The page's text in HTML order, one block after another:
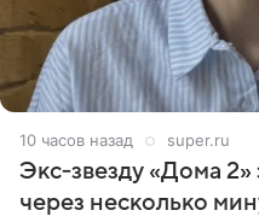
10 часов назад super.ru
Экс‑звезду «Дома
через несколько